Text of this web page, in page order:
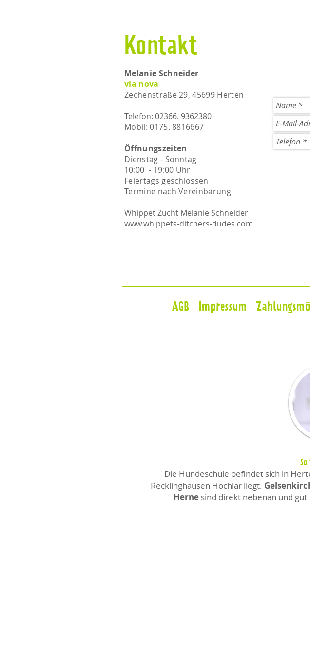
Kontakt
Melanie Schneider
via nova
Zechenstraße 29, 45699 Herten
Telefon: 02366. 9362380
Mobil: 0175. 8816667​​
Öffnungszeiten
Dienstag - Sonntag
10:00 - 19:00 Uhr
Feiertags geschlossen
Termine nach Vereinbarung
Whippet Zucht Melanie Schneider
www.whippets-ditchers-dudes.com
AGB Impressum
So
Die Hundeschule befindet sich in
Recklinghausen Hochlar liegt.
Hernesind direkt nebenan und